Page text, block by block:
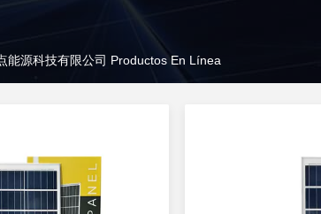
能源科技有限公司 Productos En Línea